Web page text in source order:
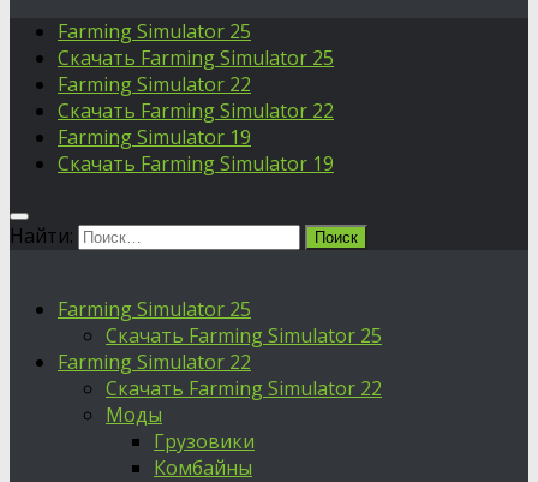
Farming Simulator 25
Скачать Farming Simulator 25
Farming Simulator 22
Скачать Farming Simulator 22
Farming Simulator 19
Скачать Farming Simulator 19
Найти:
Farming Simulator 25
Скачать Farming Simulator 25
Farming Simulator 22
Скачать Farming Simulator 22
Моды
Грузовики
Комбайны